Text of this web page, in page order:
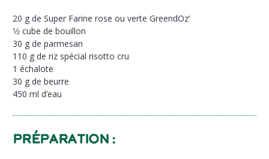
20 g de Super Farine rose ou verte GreendOz’
1⁄2 cube de bouillon
30 g de parmesan
110 g de riz spécial risotto cru
1 échalote
30 g de beurre
450 ml d’eau
Préparation :